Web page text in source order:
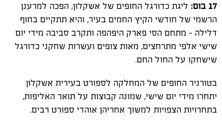
17 בום:
ליגת כדורגל החופים של אשקלון, הפכה למרענן
הרשמי של חודשי הקיץ החמים בעיר, והיא תתקיים בחוף
דלילה – מתחם הסי פארק היפהפה ותקרב סביבה מידי יום
שישי אלפי מתרחצים, מאות צופים ועשרות שחקני כדורגל
שישחקו על החול החם.
בטורניר החופים של המחלקה לספורט בעירית אשקלון
יתחרו מידי יום שישי, שמונה קבוצות על תואר האליפות,
בתחרויות הצפויות למשוך אחריהן אוהדי ספורט רבים.